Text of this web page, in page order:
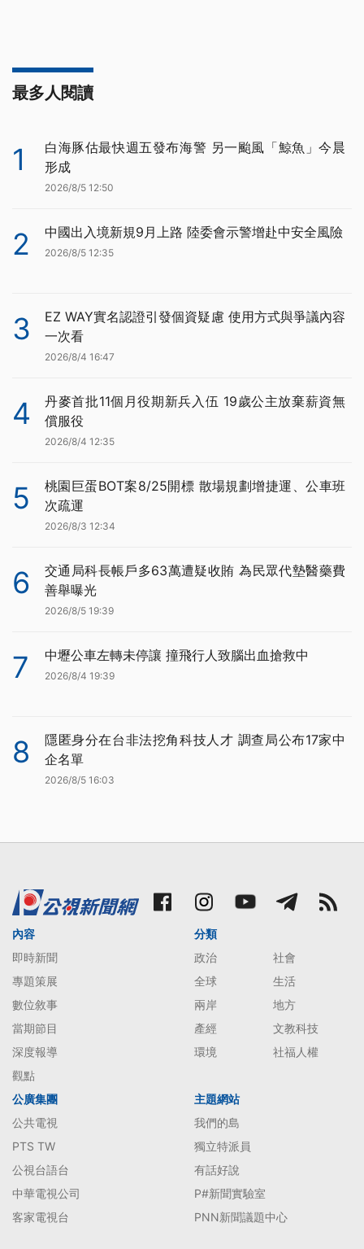
最多人閱讀
1
白海豚估最快週五發布海警 另一颱風「鯨魚」今晨
形成
2026/8/5 12:50
2 中國出入境新規9月上路 陸委會示警增赴中安全風險
2026/8/5 12:35
3
EZ WAY實名認證引發個資疑慮 使用方式與爭議內容
一次看
2026/8/4 16:47
4
丹麥首批11個月役期新兵入伍 19歲公主放棄薪資無
償服役
2026/8/4 12:35
5
桃園巨蛋BOT案8/25開標 散場規劃增捷運、公車班
次疏運
2026/8/3 12:34
6
交通局科長帳戶多63萬遭疑收賄 為民眾代墊醫藥費
善舉曝光
2026/8/5 19:39
7 中壢公車左轉未停讓 撞飛行人致腦出血搶救中
2026/8/4 19:39
8
隱匿身分在台非法挖角科技人才 調查局公布17家中
企名單
2026/8/5 16:03
內容
即時新聞
專題策展
數位敘事
當期節目
深度報導
觀點
分類
政治
社會
全球
生活
兩岸
地方
產經
文教科技
環境
社福人權
公廣集團
公共電視
PTS TW
公視台語台
中華電視公司
客家電視台
主題網站
我們的島
獨立特派員
有話好說
P#新聞實驗室
PNN新聞議題中心